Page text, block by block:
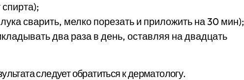
спирта);
сварить, мелко порезать и приложить на 30 мин);
два раза в день, оставляя на двадцать
следует обратиться к дерматологу.